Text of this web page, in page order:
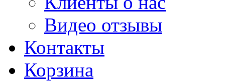
Видео отзывы
Контакты
Корзина